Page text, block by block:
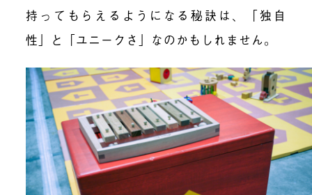
持ってもらえるようになる秘訣は、「独自
性」と「ユニークさ」なのかもしれません。